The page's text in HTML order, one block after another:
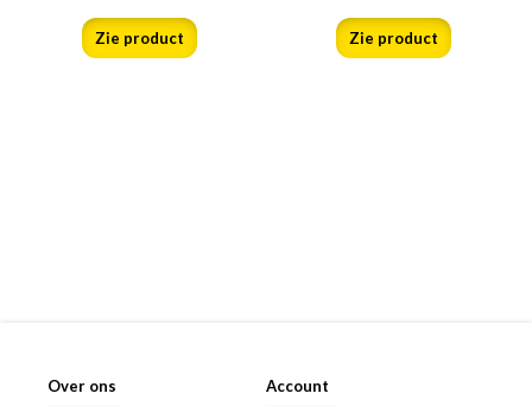
Zie product Zie product
Over ons Account